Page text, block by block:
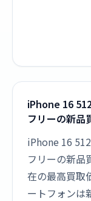
iPhone 16
フリーの新品
iPhone 16
フリーの新品
在の最高買取
ートフォンは